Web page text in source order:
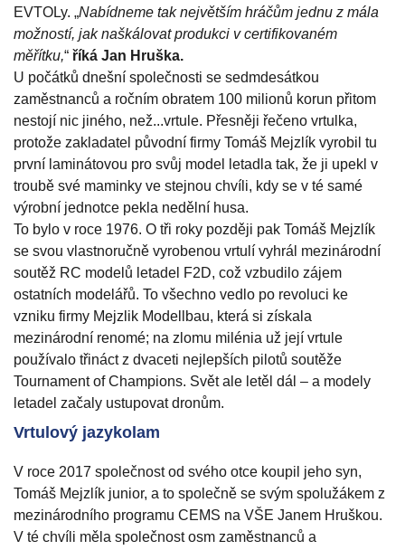
EVTOLy. „Nabídneme tak největším hráčům jednu z mála
možností, jak naškálovat produkci v certifikovaném
měřítku,“ říká Jan Hruška.
U počátků dnešní společnosti se sedmdesátkou
zaměstnanců a ročním obratem 100 milionů korun přitom
nestojí nic jiného, než...vrtule. Přesněji řečeno vrtulka,
protože zakladatel původní firmy Tomáš Mejzlík vyrobil tu
první laminátovou pro svůj model letadla tak, že ji upekl v
troubě své maminky ve stejnou chvíli, kdy se v té samé
výrobní jednotce pekla nedělní husa.
To bylo v roce 1976. O tři roky později pak Tomáš Mejzlík
se svou vlastnoručně vyrobenou vrtulí vyhrál mezinárodní
soutěž RC modelů letadel F2D, což vzbudilo zájem
ostatních modelářů. To všechno vedlo po revoluci ke
vzniku firmy Mejzlik Modellbau, která si získala
mezinárodní renomé; na zlomu milénia už její vrtule
používalo třináct z dvaceti nejlepších pilotů soutěže
Tournament of Champions. Svět ale letěl dál – a modely
letadel začaly ustupovat dronům.
Vrtulový jazykolam
V roce 2017 společnost od svého otce koupil jeho syn,
Tomáš Mejzlík junior, a to společně se svým spolužákem z
mezinárodního programu CEMS na VŠE Janem Hruškou.
V té chvíli měla společnost osm zaměstnanců a